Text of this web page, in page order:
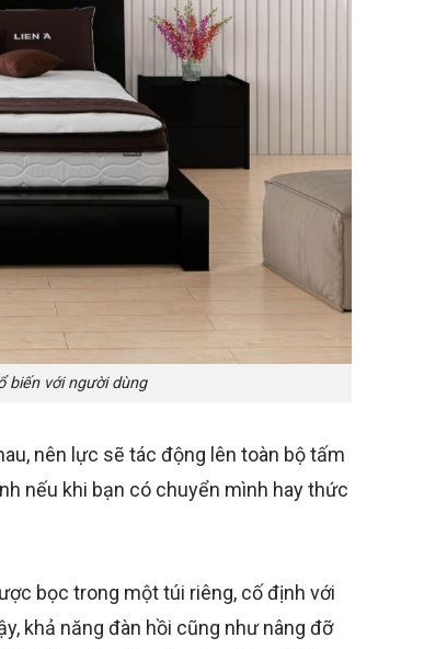
biến với người dùng
nên lực sẽ tác động lên toàn bộ tấm
nếu khi bạn có chuyển mình hay thức
bọc trong một túi riêng, cố định với
khả năng đàn hồi cũng như nâng đỡ